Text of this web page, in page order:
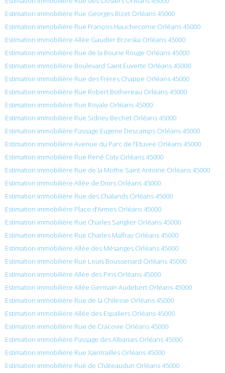
Estimation immobilière Rue Georges Bizet Orléans 45000
Estimation immobilière Rue François Hauchecorne Orléans 45000
Estimation immobilière Allée Gaudier Brzeska Orléans 45000
Estimation immobilière Rue de la Bourie Rouge Orléans 45000
Estimation immobilière Boulevard Saint Euverte Orléans 45000
Estimation immobilière Rue des Frères Chappe Orléans 45000
Estimation immobilière Rue Robert Bothereau Orléans 45000
Estimation immobilière Rue Royale Orléans 45000
Estimation immobilière Rue Sidney Bechet Orléans 45000
Estimation immobilière Passage Eugene Descamps Orléans 45000
Estimation immobilière Avenue du Parc de l’Etuvee Orléans 45000
Estimation immobilière Rue René Coty Orléans 45000
Estimation immobilière Rue de la Mothe Saint Antoine Orléans 45000
Estimation immobilière Allée de Diors Orléans 45000
Estimation immobilière Rue des Chalands Orléans 45000
Estimation immobilière Place d’Armes Orléans 45000
Estimation immobilière Rue Charles Sanglier Orléans 45000
Estimation immobilière Rue Charles Malfray Orléans 45000
Estimation immobilière Allée des Mésanges Orléans 45000
Estimation immobilière Rue Louis Boussenard Orléans 45000
Estimation immobilière Allée des Pins Orléans 45000
Estimation immobilière Allée Germain Audebert Orléans 45000
Estimation immobilière Rue de la Chilesse Orléans 45000
Estimation immobilière Allée des Espaliers Orléans 45000
Estimation immobilière Rue de Cracovie Orléans 45000
Estimation immobilière Passage des Albanais Orléans 45000
Estimation immobilière Rue Xaintrailles Orléans 45000
Estimation immobilière Rue de Châteaudun Orléans 45000